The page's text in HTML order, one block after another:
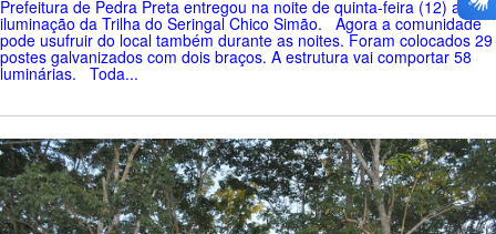
Prefeitura de Pedra Preta entregou na noite de quinta-feira (12) a
iluminação da Trilha do Seringal Chico Simão. Agora a comunidade
pode usufruir do local também durante as noites. Foram colocados 29
postes galvanizados com dois braços. A estrutura vai comportar 58
luminárias. Toda...